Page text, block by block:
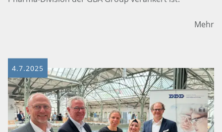
Mehr
4.7.2025